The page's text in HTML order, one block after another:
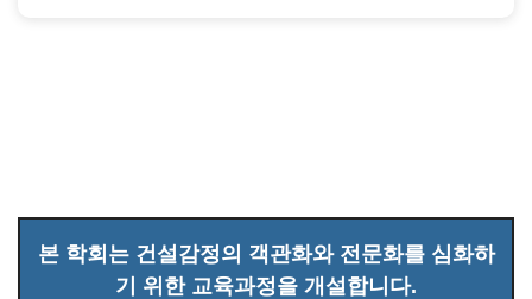
본 학회는 건설감정의 객관화와 전문화를 심화하
기 위한 교육과정을 개설합니다.